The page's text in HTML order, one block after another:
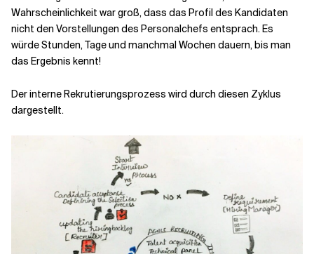
Wahrscheinlichkeit war groß, dass das Profil des Kandidaten
nicht den Vorstellungen des Personalchefs entsprach. Es
würde Stunden, Tage und manchmal Wochen dauern, bis man
das Ergebnis kennt!
Der interne Rekrutierungsprozess wird durch diesen Zyklus
dargestellt.